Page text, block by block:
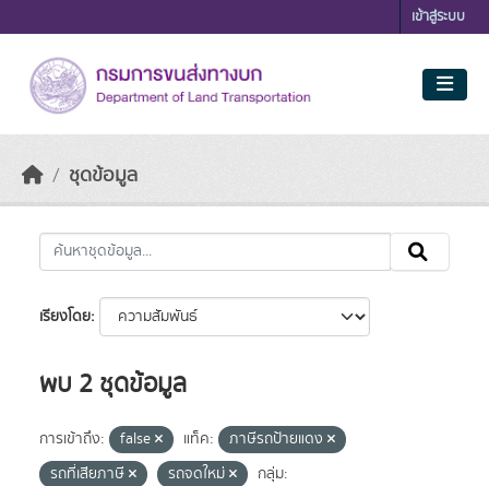
เข้าสู่ระบบ
ชุดข้อมูล
เรียงโดย
พบ 2 ชุดข้อมูล
การเข้าถึง: false แท็ค:
ภาษีรถป้ายแดง
รถที่เสียภาษี
รถจดใหม่
กลุ่ม: